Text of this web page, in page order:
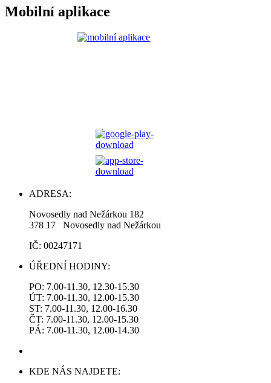
Mobilní aplikace
ADRESA:
Novosedly nad Nežárkou 182
378 17 Novosedly nad Nežárkou
IČ: 00247171
ÚŘEDNÍ HODINY:
PO: 7.00-11.30, 12.30-15.30
ÚT: 7.00-11.30, 12.00-15.30
ST: 7.00-11.30, 12.00-16.30
ČT: 7.00-11.30, 12.00-15.30
PÁ: 7.00-11.30, 12.00-14.30
KDE NÁS NAJDETE: